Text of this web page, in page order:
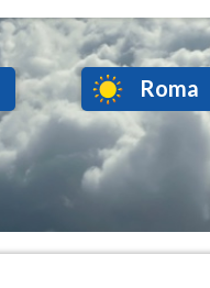
Roma